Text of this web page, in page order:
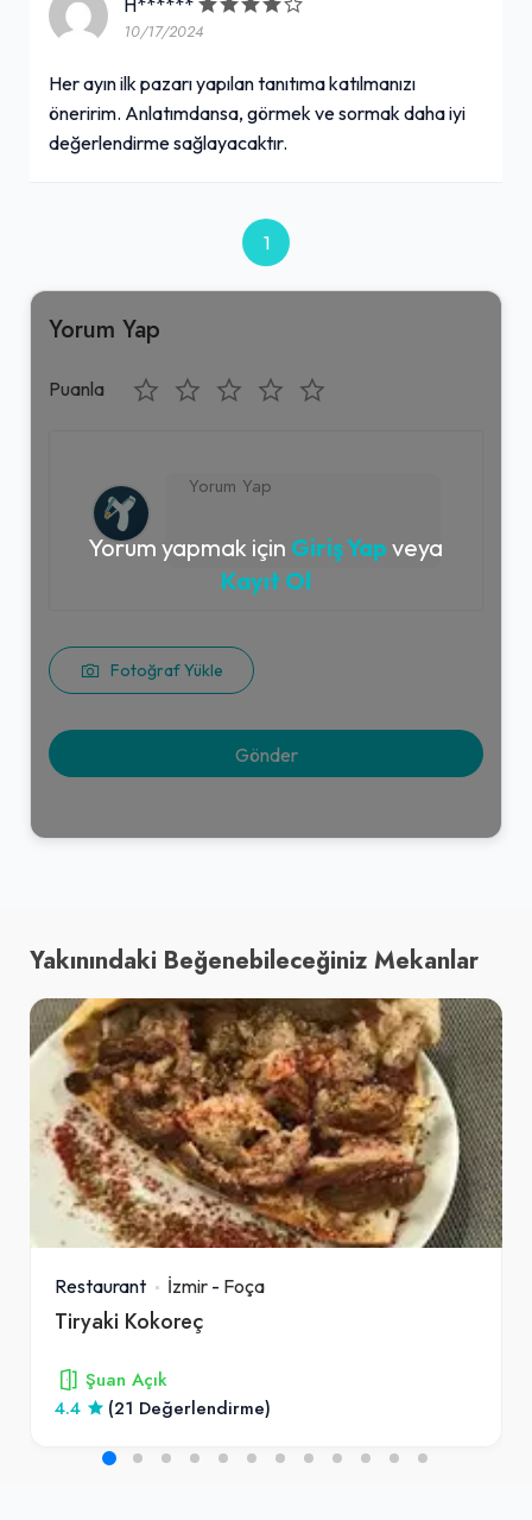
H******
10/17/2024
Her ayın ilk pazarı yapılan tanıtıma katılmanızı
öneririm. Anlatımdansa, görmek ve sormak daha iyi
değerlendirme sağlayacaktır.
1
Yorum Yap
Puanla
Fotoğraf Yükle
Yorum yapmak için Giriş Yap veya
Kayıt Ol
Yakınındaki Beğenebileceğiniz Mekanlar
Restaurant İzmir - Foça
Tiryaki Kokoreç
Şuan Açık
4.4
(21 Değerlendirme)